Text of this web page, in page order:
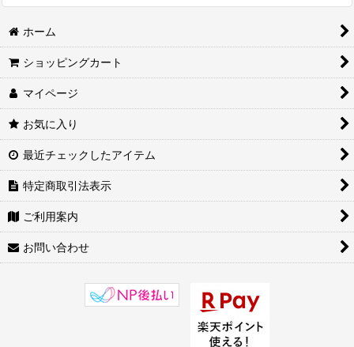
ホーム
ショッピングカート
マイページ
お気に入り
最近チェックしたアイテム
特定商取引法表示
ご利用案内
お問い合わせ